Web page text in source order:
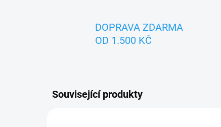
DOPRAVA ZDARMA
OD 1.500 KČ
Související produkty